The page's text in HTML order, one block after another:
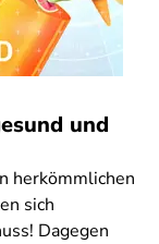
und
herkömmlichen
sich
Dagegen